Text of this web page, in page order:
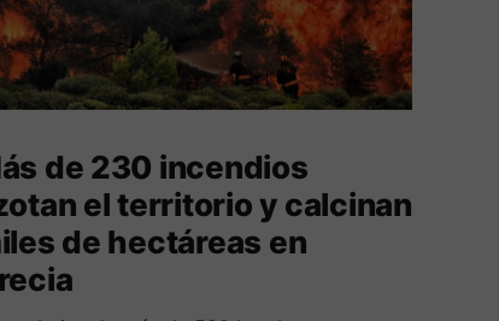
de 230 incendios
el territorio y calcinan
de hectáreas en